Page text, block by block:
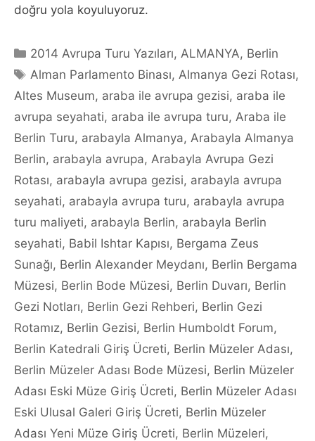
doğru yola koyuluyoruz.
Categories
2014 Avrupa Turu Yazıları, ALMANYA, Berlin
Tags
Alman Parlamento Binası, Almanya Gezi Rotası,
Altes Museum, araba ile avrupa gezisi, araba ile
avrupa seyahati, araba ile avrupa turu, Araba ile
Berlin Turu, arabayla Almanya, Arabayla Almanya
Berlin, arabayla avrupa, Arabayla Avrupa Gezi
Rotası, arabayla avrupa gezisi, arabayla avrupa
seyahati, arabayla avrupa turu, arabayla avrupa
turu maliyeti, arabayla Berlin, arabayla Berlin
seyahati, Babil Ishtar Kapısı, Bergama Zeus
Sunağı, Berlin Alexander Meydanı, Berlin Bergama
Müzesi, Berlin Bode Müzesi, Berlin Duvarı, Berlin
Gezi Notları, Berlin Gezi Rehberi, Berlin Gezi
Rotamız, Berlin Gezisi, Berlin Humboldt Forum,
Berlin Katedrali Giriş Ücreti, Berlin Müzeler Adası,
Berlin Müzeler Adası Bode Müzesi, Berlin Müzeler
Adası Eski Müze Giriş Ücreti, Berlin Müzeler Adası
Eski Ulusal Galeri Giriş Ücreti, Berlin Müzeler
Adası Yeni Müze Giriş Ücreti, Berlin Müzeleri,